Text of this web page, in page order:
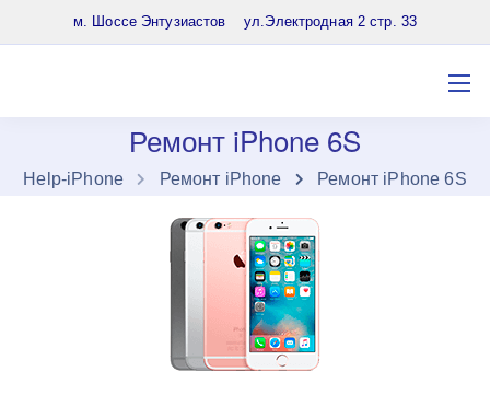
8 (903) 961-65-64
м. Шоссе Энтузиастов ул.Электродная 2 стр. 33
Ремонт iPhone 6S
Нelp-iPhone Ремонт iPhone Ремонт iPhone 6S